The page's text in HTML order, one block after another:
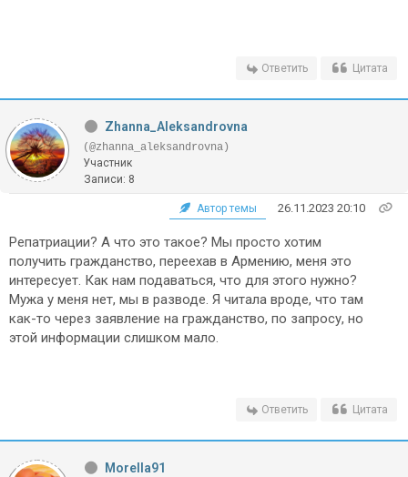
Ответить Цитата
Zhanna_Aleksandrovna
(@zhanna_aleksandrovna)
Участник
Записи: 8
Автор темы 26.11.2023 20:10
Репатриации? А что это такое? Мы просто хотим
получить гражданство, переехав в Армению, меня это
интересует. Как нам подаваться, что для этого нужно?
Мужа у меня нет, мы в разводе. Я читала вроде, что там
как-то через заявление на гражданство, по запросу, но
этой информации слишком мало.
Ответить Цитата
Morella91